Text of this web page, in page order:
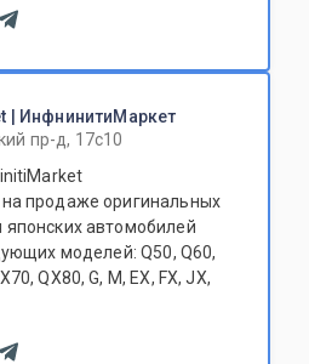
| ИнфнинитиМаркет
пр-д, 17с10
продаже оригинальных
японских автомобилей
моделей: Q50, Q60,
QX80, G, M, EX, FX, JX,